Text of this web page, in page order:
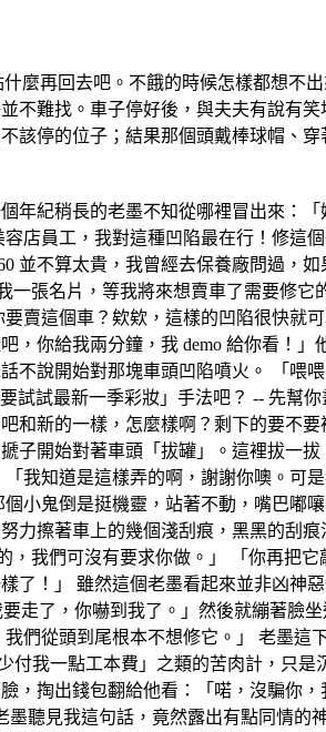
麼再回去吧。不餓的時候怎樣都想不
不難找。車子停好後，與夫夫有說有笑
該停的位子；結果那個頭戴棒球帽、穿
年紀稍長的老墨不知從哪裡冒出來：「
店員工，我對這種凹陷最在行！修這
並不算太貴，我曾經去保養廠問過，如
一張名片，等我將來想賣車了需要修它
賣這個車？欸欸，這樣的凹陷很快就
，你給我兩分鐘，我 demo 給你看！」
不說開始對那塊車頭凹陷噴火。 「喂
試試最新一季彩妝」手法吧？ -- 先幫
和新的一樣，怎麼樣啊？剩下的要不要
子開始對著車頭「拔罐」。這裡拔一拔
我知道是這樣弄的啊，謝謝你噢。可
小鬼倒是挺機靈，站著不動，嘴巴嘟
力擦著車上的幾個淺刮痕，黑黑的刮痕
我們可沒有要求你做。」 「你再把它
了！」 雖然這個老墨看起來並非凶神
走了，你嚇到我了。」然後就繃著臉
們從頭到尾根本不想修它。」 老墨這
我一點工本費」之類的苦肉計，只是
，掏出錢包翻給他看：「喏，沒騙你
聽見我這句話，竟然露出有點同情的